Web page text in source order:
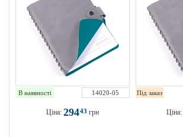
В наявності 14020-05
Ціна: 29443 грн
Під заказ
Ціна: